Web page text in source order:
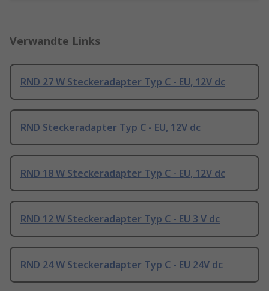
Verwandte Links
RND 27 W Steckeradapter Typ C - EU, 12V dc
RND Steckeradapter Typ C - EU, 12V dc
RND 18 W Steckeradapter Typ C - EU, 12V dc
RND 12 W Steckeradapter Typ C - EU 3 V dc
RND 24 W Steckeradapter Typ C - EU 24V dc